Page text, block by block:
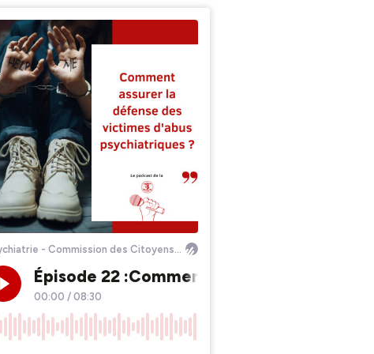
Psychiatrie - Commission des Citoyens pour les Droits de l'Homme
Épisode 22 :Comment assurer la défense
00:00 / 08:30